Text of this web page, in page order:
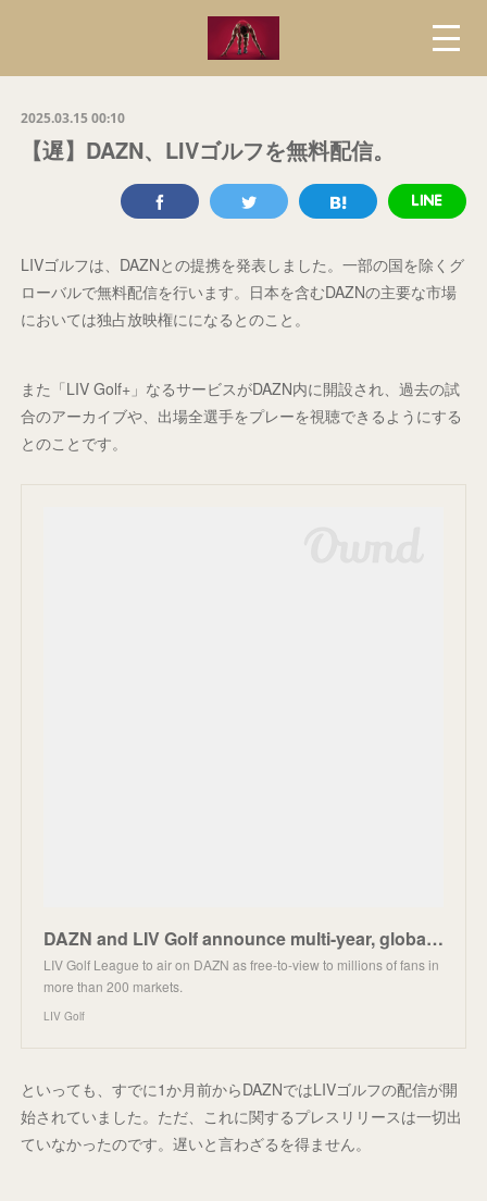
2025.03.15 00:10
【遅】DAZN、LIVゴルフを無料配信。
LIVゴルフは、DAZNとの提携を発表しました。一部の国を除くグ
ローバルで無料配信を行います。日本を含むDAZNの主要な市場
においては独占放映権にになるとのこと。
また「LIV Golf+」なるサービスがDAZN内に開設され、過去の試
合のアーカイブや、出場全選手をプレーを視聴できるようにする
とのことです。
DAZN and LIV Golf announce multi-year, global free-to-air broadcast deal
LIV Golf League to air on DAZN as free-to-view to millions of fans in
more than 200 markets.
LIV Golf
といっても、すでに1か月前からDAZNではLIVゴルフの配信が開
始されていました。ただ、これに関するプレスリリースは一切出
ていなかったのです。遅いと言わざるを得ません。